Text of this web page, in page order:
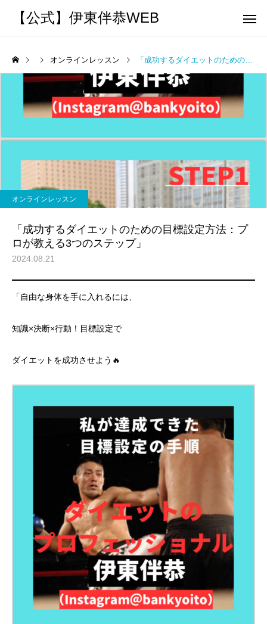
【公式】伊東伴恭WEB
トレーナーとして 個別トレー
出張 講演 セミナー 運動・体操
ング
キックボクシングで本当に
痩せますか？｜元日本王者
で答えます
ング
パーソナルトレーナー
び方｜失敗しない7つの
解説
オンラインレッスン 「成功するダイエットのための目標設定方法：プロが教える3つのステップ」
オンラインレッスン
「成功するダイエットのための目標設定方法：プ
ロが教える3つのステップ」
2024.08.21
「自由な身体を手に入れるには、
知識×決断×行動！目標設定で
ダイエットを成功させよう🔥